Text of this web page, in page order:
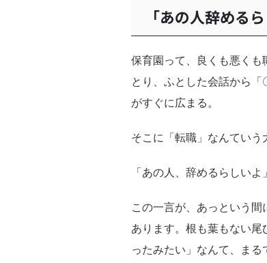
「あの人辞める
保育園って、良くも悪くも
とり、ふとした会話から
がすぐに広まる。
そこに「転職」なんていう
「あの人、辞めるらしいよ」
この一言が、あっという
あります。根も葉もない
ったみたい」なんて、ま